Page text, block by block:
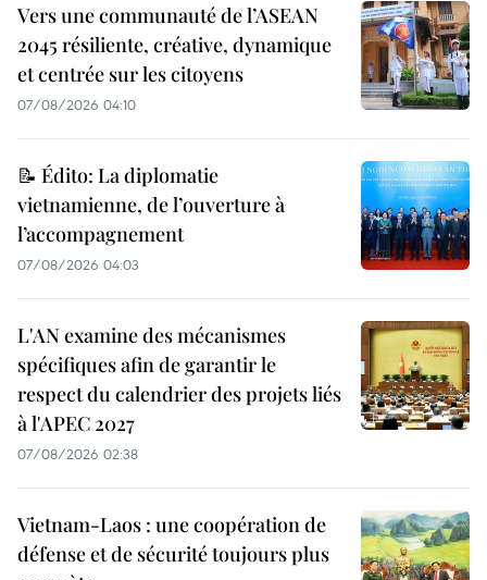
Vers une communauté de l’ASEAN
2045 résiliente, créative, dynamique
et centrée sur les citoyens
07/08/2026 04:10
📝 Édito: La diplomatie
vietnamienne, de l’ouverture à
l’accompagnement
07/08/2026 04:03
L'AN examine des mécanismes
spécifiques afin de garantir le
respect du calendrier des projets liés
à l'APEC 2027
07/08/2026 02:38
Vietnam-Laos : une coopération de
défense et de sécurité toujours plus